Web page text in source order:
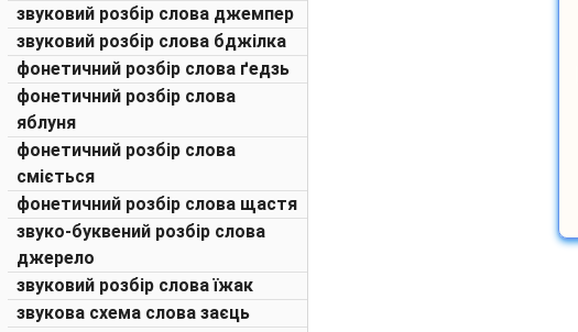
звуковий розбір слова джемпер
звуковий розбір слова бджілка
фонетичний розбір слова ґедзь
фонетичний розбір слова
яблуня
фонетичний розбір слова
сміється
фонетичний розбір слова щастя
звуко-буквений розбір слова
джерело
звуковий розбір слова їжак
звукова схема слова заєць